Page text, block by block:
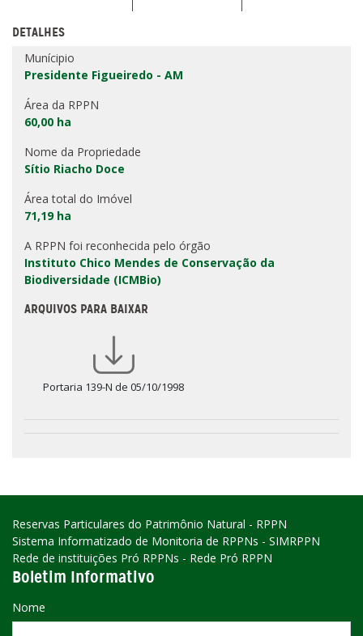
DETALHES
Munícipio
Presidente Figueiredo - AM
Área da RPPN
60,00 ha
Nome da Propriedade
Sítio Riacho Doce
Área total do Imóvel
71,19 ha
A RPPN foi reconhecida pelo órgão
Instituto Chico Mendes de Conservação da
Biodiversidade (ICMBio)
ARQUIVOS PARA BAIXAR
Portaria 139-N de 05/10/1998
Reservas Particulares do Patrimônio Natural - RPPN
Sistema Informatizado de Monitoria de RPPNs - SIMRPPN
Rede de instituições Pró RPPNs - Rede Pró RPPN
Boletim Informativo
Nome